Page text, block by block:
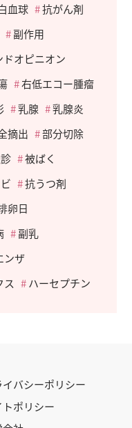
血球
抗がん剤
副作用
ドオピニオン
右低エコー腫瘤
乳腺
乳腺炎
摘出
部分切除
被ばく
抗うつ剤
卵日
副乳
ンザ
ス ハーセプチン
イバシーポリシー
トポリシー